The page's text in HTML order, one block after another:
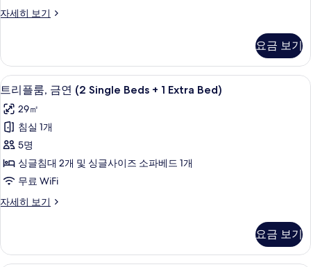
이
침
대
1
개,
금
연
사
진
모
기
자세히 보기
디
블
룸,
퀸
이
즈
침
대
개,
금
연
보
기
요금 보기
트
리
플
룸,
금
연
(2
Single
1
고급 침구, 암막 커튼, 방음 설비, 다리
7
트리플룸, 금연 (2 Single Beds + 1 Extra Bed)
29㎡
침실 1개
5명
싱글침대 2개 및 싱글사이즈 소파베드 1개
무료 WiFi
자세히 보기
트
금
연
요금 보기